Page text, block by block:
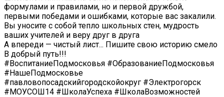
формулами и правилами, но и первой дружбой,
первыми победами и ошибками, которые вас закалили.
Вы уносите с собой тепло школьных стен, мудрость
ваших учителей и веру друг в друга
А впереди — чистый лист... Пишите свою историю смело
В добрый путь!!!
#ВоспитаниеПодмосковья #ОбразованиеПодмосковья
#НашеПодмосковье
#павловопосадскийгородскойокруг #Электрогорск
#МОУСОШ14 #ШколаУспеха #ШколаВозможностей